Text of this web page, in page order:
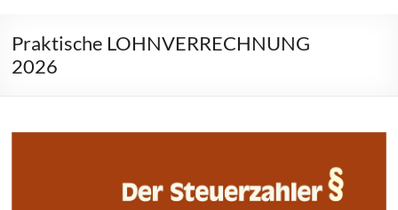
Das
Fachbuch
Hand
Praktische LOHNVERRECHNUNG
2026